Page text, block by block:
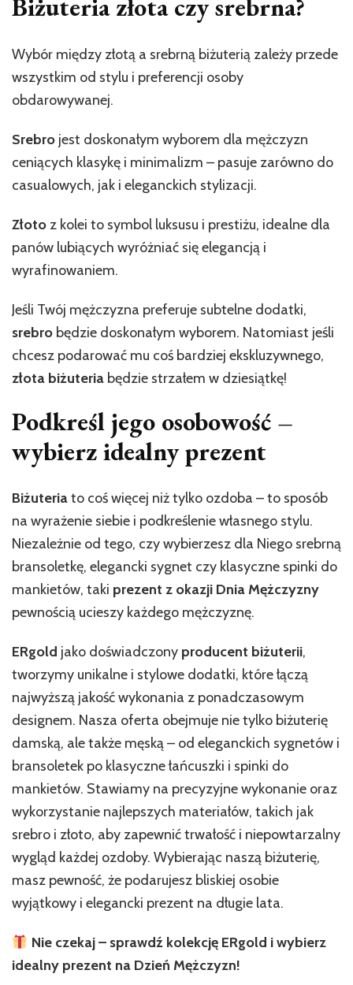
Biżuteria złota czy srebrna?
Wybór między złotą a srebrną biżuterią zależy przede
wszystkim od stylu i preferencji osoby
obdarowywanej.
Srebro jest doskonałym wyborem dla mężczyzn
ceniących klasykę i minimalizm – pasuje zarówno do
casualowych, jak i eleganckich stylizacji.
Złoto z kolei to symbol luksusu i prestiżu, idealne dla
panów lubiących wyróżniać się elegancją i
wyrafinowaniem.
Jeśli Twój mężczyzna preferuje subtelne dodatki,
srebro będzie doskonałym wyborem. Natomiast jeśli
chcesz podarować mu coś bardziej ekskluzywnego,
złota biżuteria będzie strzałem w dziesiątkę!
Podkreśl jego osobowość –
wybierz idealny prezent
Biżuteriato coś więcej niż tylko ozdoba – to sposób
na wyrażenie siebie i podkreślenie własnego stylu.
Niezależnie od tego, czy wybierzesz dla Niego srebrną
bransoletkę, elegancki sygnet czy klasyczne spinki do
mankietów, taki prezent z okazji Dnia Mężczyzny
pewnością ucieszy każdego mężczyznę.
ERgold jako doświadczony producent biżuterii,
tworzymy unikalne i stylowe dodatki, które łączą
najwyższą jakość wykonania z ponadczasowym
designem. Nasza oferta obejmuje nie tylko biżuterię
damską, ale także męską – od eleganckich sygnetów i
bransoletek po klasyczne łańcuszki i spinki do
mankietów. Stawiamy na precyzyjne wykonanie oraz
wykorzystanie najlepszych materiałów, takich jak
srebro i złoto, aby zapewnić trwałość i niepowtarzalny
wygląd każdej ozdoby. Wybierając naszą biżuterię,
masz pewność, że podarujesz bliskiej osobie
wyjątkowy i elegancki prezent na długie lata.
Nie czekaj – sprawdź kolekcję ERgold i wybierz
idealny prezent na Dzień Mężczyzn!